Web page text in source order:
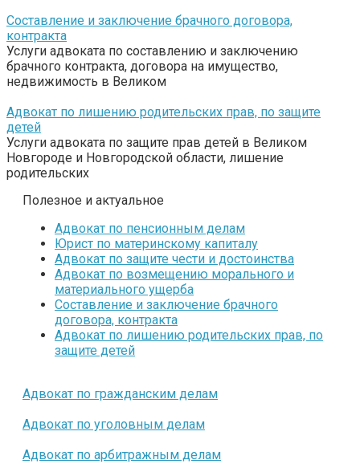
Составление и заключение брачного договора,
контракта
Услуги адвоката по составлению и заключению
брачного контракта, договора на имущество,
недвижимость в Великом
Адвокат по лишению родительских прав, по защите
детей
Услуги адвоката по защите прав детей в Великом
Новгороде и Новгородской области, лишение
родительских
Полезное и актуальное
Адвокат по пенсионным делам
Юрист по материнскому капиталу
Адвокат по защите чести и достоинства
Адвокат по возмещению морального и
материального ущерба
Составление и заключение брачного
договора, контракта
Адвокат по лишению родительских прав, по
защите детей
Адвокат по гражданским делам
Адвокат по уголовным делам
Адвокат по арбитражным делам